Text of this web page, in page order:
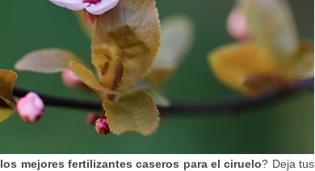
los mejores fertilizantes caseros para el ciruelo? Deja tus